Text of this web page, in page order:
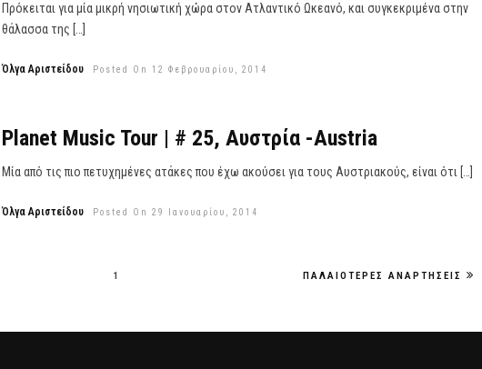
Πρόκειται για μία μικρή νησιωτική χώρα στον Ατλαντικό Ωκεανό, και συγκεκριμένα στην
θάλασσα της […]
Όλγα Αριστείδου Posted On 12 Φεβρουαρίου, 2014
Planet Music Tour | # 25, Αυστρία -Austria
Μία από τις πιο πετυχημένες ατάκες που έχω ακούσει για τους Αυστριακούς, είναι ότι […]
Όλγα Αριστείδου Posted On 29 Ιανουαρίου, 2014
1 ΠΑΛΑΙΌΤΕΡΕΣ ΑΝΑΡΤΉΣΕΙΣ